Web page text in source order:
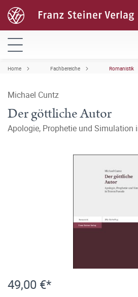
Home Fachbereiche Romanistik
Michael Cuntz
Der göttliche Autor
Apologie, Prophetie und Simulation
49,00 €*